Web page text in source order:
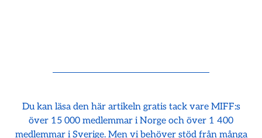
Du kan läsa den här artikeln gratis tack vare MIFF:s
över 15 000 medlemmar i Norge och över 1 400
medlemmar i Sverige. Men vi behöver stöd från många